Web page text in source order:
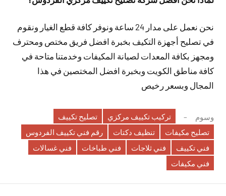
نحن نعمل على مدار 24 ساعة ونوفر كافة قطع الغيار ونقوم
في تصليح أجهزة التكيف بخبرة افضل فريق مختص ومحترف
ومجهز بكافة المعدات لصيانة المكيفات وخدمتنا متاحة في
كافة مناطق الكويت وبخبرة افضل المختصين في هذا
المجال وبسعر رخيص
وسوم تركيب تكييف مركزي
تصليح تكييف
تصليح مكيفات
تنظيف دكتات
رقم فني تكييف الفردوس
فني تكييف
فني ثلاجات فني طباخات
فني غسالات
فني مكيفات